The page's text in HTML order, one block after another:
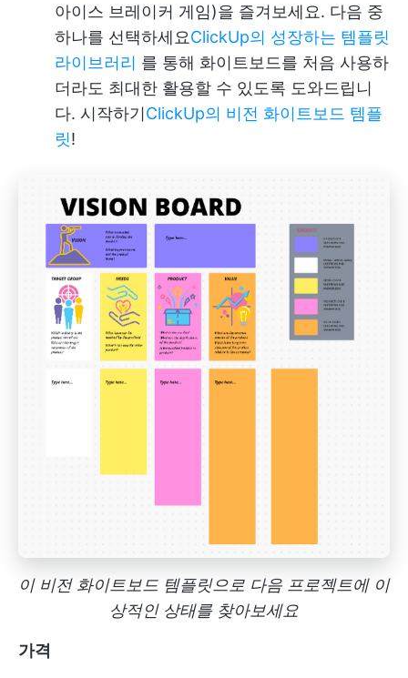
아이스 브레이커 게임)을 즐겨보세요. 다음 중
하나를 선택하세요ClickUp의 성장하는 템플릿
라이브러리 를 통해 화이트보드를 처음 사용하
더라도 최대한 활용할 수 있도록 도와드립니
다. 시작하기ClickUp의 비전 화이트보드 템플
릿!
이 비전 화이트보드 템플릿으로 다음 프로젝트에 이
상적인 상태를 찾아보세요
가격